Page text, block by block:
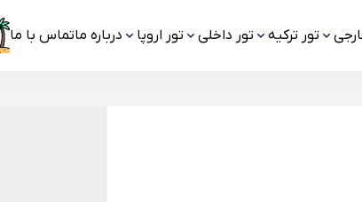
تور ترکیه تور داخلی تور اروپا درباره ماتماس با ما